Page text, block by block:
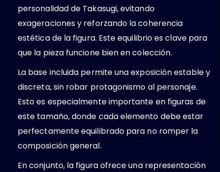
personalidad de Takasugi, evitando
exageraciones y reforzando la coherencia
estética de la figura. Este equilibrio es clave para
que la pieza funcione bien en colección.
La base incluida permite una exposición estable y
discreta, sin robar protagonismo al personaje.
Esto es especialmente importante en figuras de
este tamaño, donde cada elemento debe estar
perfectamente equilibrado para no romper la
composición general.
En conjunto, la figura ofrece una representación